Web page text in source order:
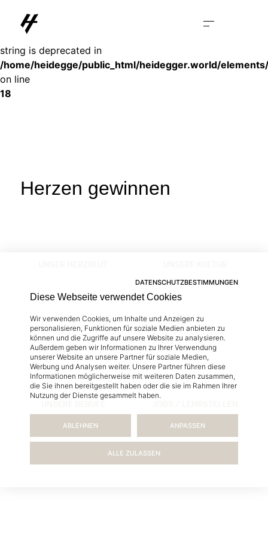
Deprecated
: substr(): Passing null to parameter #1 ($string) of type
string is deprecated in
/home/heidegge/public_html/heidegger.world/
on line
18
Herzen gewinnen
DATENSCHUTZBESTIMMUNGEN
Diese Webseite verwendet Cookies
Wir verwenden Cookies, um Inhalte und Anzeigen zu
personalisieren, Funktionen für soziale Medien anbieten zu
können und die Zugriffe auf unsere Website zu analysieren.
Außerdem geben wir Informationen zu Ihrer Verwendung
unserer Website an unsere Partner für soziale Medien,
Werbung und Analysen weiter. Unsere Partner führen diese
Informationen möglicherweise mit weiteren Daten zusammen,
die Sie ihnen bereitgestellt haben oder die sie im Rahmen Ihrer
Nutzung der Dienste gesammelt haben.
ABLEHNEN ANPASSEN
ALLE ZULASSEN